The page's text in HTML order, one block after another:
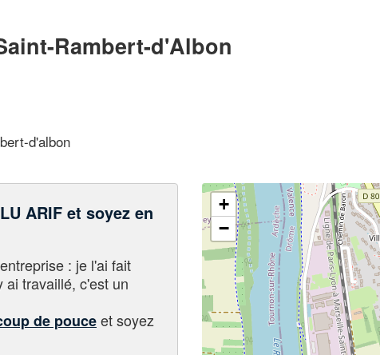
Rambert-d'Albon
d'albon
ARIF et soyez en
: je l'ai fait
ai travaillé, c'est un
de pouceet soyez
+
−